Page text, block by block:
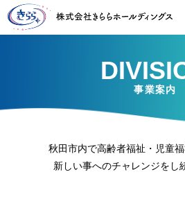
事業案内
秋田市内で高齢者福祉・児童福
新しい事へのチャレンジをし